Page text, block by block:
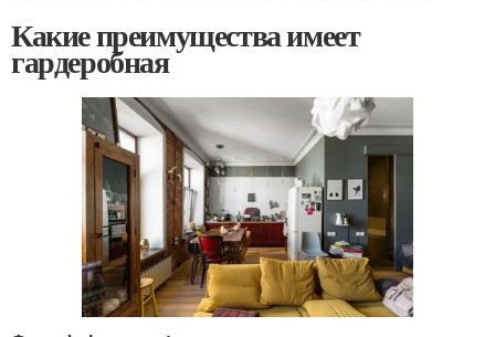
Какие преимущества имеет
гардеробная